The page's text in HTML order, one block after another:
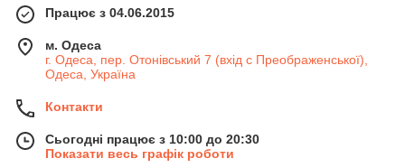
Працює з 04.06.2015
м. Одеса
г. Одеса, пер. Отонівський 7 (вхід с Преображенської),
Одеса, Україна
Контакти
Сьогодні працює з 10:00 до 20:30
Показати весь графік роботи